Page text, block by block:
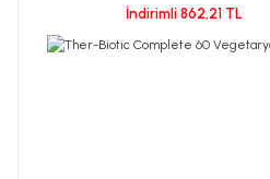
İndirimli 862,21 TL